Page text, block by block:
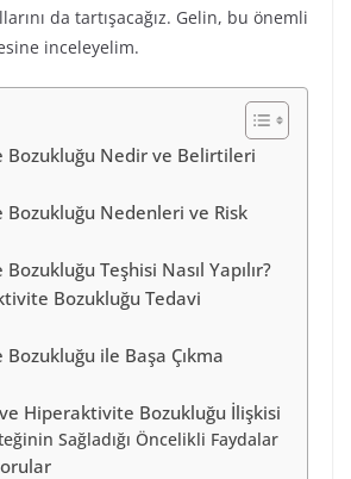
da tartışacağız. Gelin, bu önemli
inceleyelim.
Nedir ve Belirtileri
Nedenleri ve Risk
Teşhisi Nasıl Yapılır?
Bozukluğu Tedavi
ile Başa Çıkma
Hiperaktivite Bozukluğu İlişkisi
Sağladığı Öncelikli Faydalar